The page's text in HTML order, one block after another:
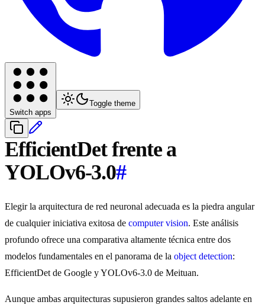
Switch apps
Toggle theme
EfficientDet frente a
YOLOv6-3.0#
Elegir la arquitectura de red neuronal adecuada es la piedra angular
de cualquier iniciativa exitosa de computer vision. Este análisis
profundo ofrece una comparativa altamente técnica entre dos
modelos fundamentales en el panorama de la object detection:
EfficientDet de Google y YOLOv6-3.0 de Meituan.
Aunque ambas arquitecturas supusieron grandes saltos adelante en